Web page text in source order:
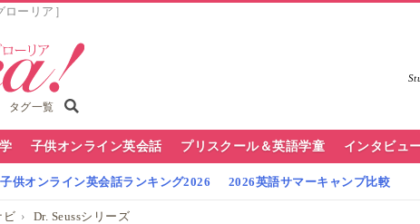
ーリア］
タグ一覧
子供オンライン英会話 プリスクール＆英語学童 インタビュ
子供オンライン英会話ランキング2026 2026英語サマーキャンプ比較
ビ Dr. Seussシリーズ